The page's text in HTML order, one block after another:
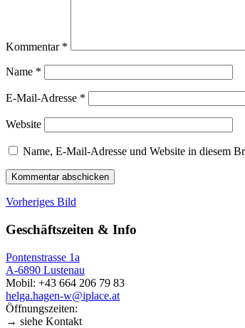
Kommentar *
Name *
E-Mail-Adresse *
Website
Name, E-Mail-Adresse und Website in diesem
Vorheriges Bild
Geschäftszeiten & Info
Pontenstrasse 1a
A-6890 Lustenau
Mobil: +43 664 206 79 83
helga.hagen-w@iplace.at
Öffnungszeiten:
→ siehe Kontakt